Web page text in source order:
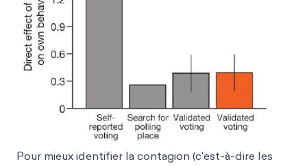
Pour mieux identifier la contagion (c'est-à-dire les